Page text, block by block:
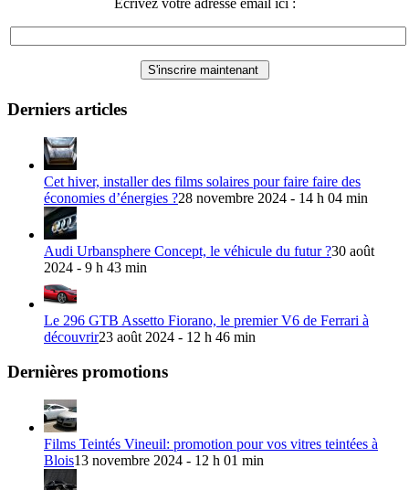
Ecrivez votre adresse email ici :
Derniers articles
Cet hiver, installer des films solaires pour faire faire des
économies d’énergies ?28 novembre 2024 - 14 h 04 min
Audi Urbansphere Concept, le véhicule du futur ?30 août
2024 - 9 h 43 min
Le 296 GTB Assetto Fiorano, le premier V6 de Ferrari à
découvrir23 août 2024 - 12 h 46 min
Dernières promotions
Films Teintés Vineuil: promotion pour vos vitres teintées à
Blois13 novembre 2024 - 12 h 01 min